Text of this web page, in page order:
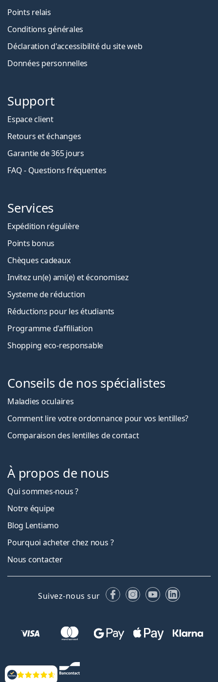
Évaluation
Points relais
Conditions générales
Déclaration d'accessibilité du site web
Données personnelles
Support
Espace client
Retours et échanges
Garantie de 365 jours
FAQ - Questions fréquentes
Services
Expédition régulière
Points bonus
Chèques cadeaux
Invitez un(e) ami(e) et économisez
Systeme de réduction
Réductions pour les étudiants
Programme d'affiliation
Shopping eco-responsable
Conseils de nos spécialistes
Maladies oculaires
Comment lire votre ordonnance pour vos lentilles?
Comparaison des lentilles de contact
À propos de nous
Qui sommes-nous ?
Notre équipe
Blog Lentiamo
Pourquoi acheter chez nous ?
Nous contacter
Suivez-nous sur FacebookInstagram
YouTubeLinkedIn